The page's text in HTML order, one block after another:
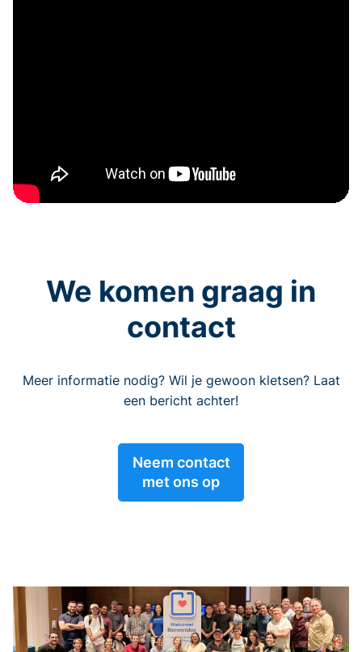
We komen graag in
contact
Meer informatie nodig? Wil je gewoon kletsen? Laat
een bericht achter!
Neem contact
met ons op